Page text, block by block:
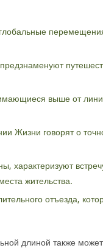
выше от
Жизни говорят о
характеризуют
жительства.
отъезда,
длиной также